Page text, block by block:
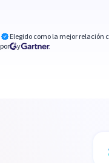
Elegido como la mejor relación
por
y